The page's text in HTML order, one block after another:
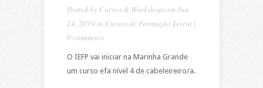
Posted by Cursos & Workshopson Jun
24, 2019 in Cursos de Formação Leiria |
0 comments
O IEFP vai iniciar na Marinha Grande
um curso efa nível 4 de cabeleireiro/a.